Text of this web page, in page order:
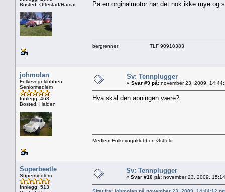
Bosted: Ottestad/Hamar
På en orginalmotor har det nok ikke mye og
bergrenner TLF 90910383
johmolan
Folkevognklubben
Seniormedlem
Innlegg: 468
Bosted: Halden
Sv: Tennplugger
« Svar #9 på: november 23, 2009,
Hva skal den åpningen være?
Medlem Folkevognklubben Østfold
Superbeetle
Supermedlem
Innlegg: 513
Sv: Tennplugger
« Svar #10 på: november 23, 2009,